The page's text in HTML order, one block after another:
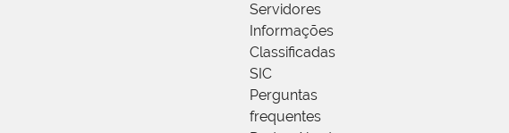
Servidores
Informações
Classificadas
SIC
Perguntas
frequentes